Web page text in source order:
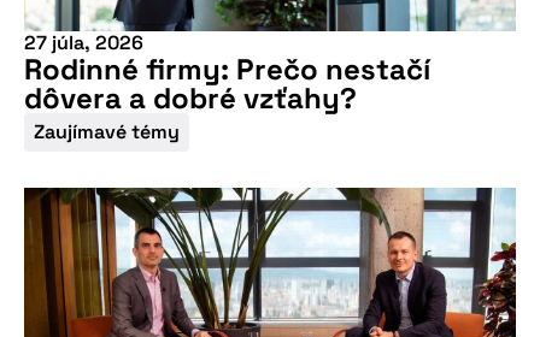
27 júla, 2026
Rodinné firmy: Prečo nestačí
dôvera a dobré vzťahy?
Zaujímavé témy